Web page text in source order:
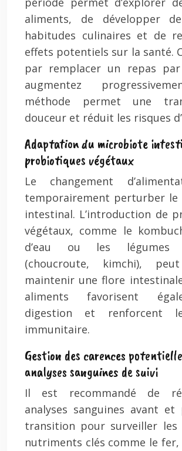
aliments, de développer
habitudes culinaires et de
effets potentiels sur la santé.
par remplacer un repas
augmentez
méthode permet une
douceur et réduit les risques
Adaptation du microbiote
probiotiques végétaux
Le changement
temporairement perturber le
intestinal. L’introduction de
végétaux, comme le
d’eau ou les légumes
(choucroute, kimchi),
maintenir une flore
aliments favorisent
digestion et renforcent
immunitaire.
Gestion des carences
analyses sanguines de suivi
Il est recommandé de
analyses sanguines avant et
transition pour surveiller les
nutriments clés comme le